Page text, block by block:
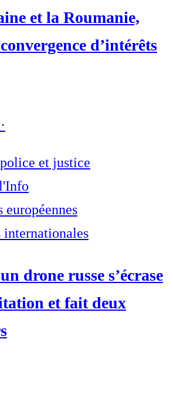
et la Roumanie,
d’intérêts
·
et justice
européennes
internationales
drone russe s’écrase
et fait deux